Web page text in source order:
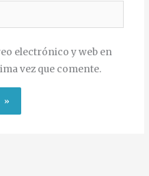
electrónico y web en
vez que comente.